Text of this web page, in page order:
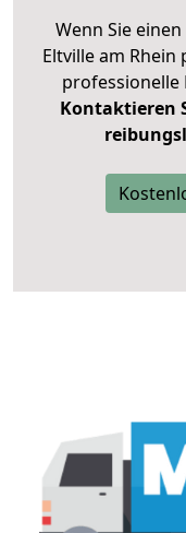
Wenn Sie
Eltville am
professionelle
Kontaktieren